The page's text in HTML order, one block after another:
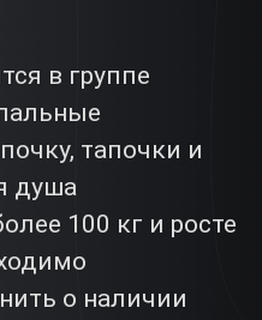
в группе
тапочки и
душа
100 кг и росте
о наличии